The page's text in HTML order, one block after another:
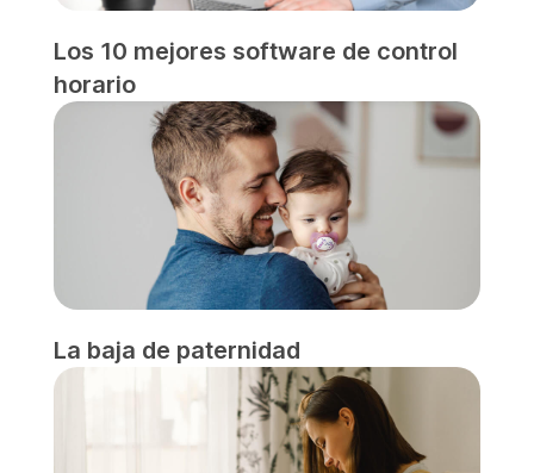
Los 10 mejores software de control
horario
La baja de paternidad